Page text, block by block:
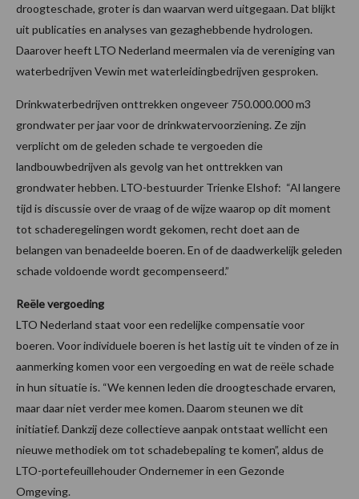
droogteschade, groter is dan waarvan werd uitgegaan. Dat blijkt
uit publicaties en analyses van gezaghebbende hydrologen.
Daarover heeft LTO Nederland meermalen via de vereniging van
waterbedrijven Vewin met waterleidingbedrijven gesproken.
Drinkwaterbedrijven onttrekken ongeveer 750.000.000 m3
grondwater per jaar voor de drinkwatervoorziening. Ze zijn
verplicht om de geleden schade te vergoeden die
landbouwbedrijven als gevolg van het onttrekken van
grondwater hebben. LTO-bestuurder Trienke Elshof: “Al langere
tijd is discussie over de vraag of de wijze waarop op dit moment
tot schaderegelingen wordt gekomen, recht doet aan de
belangen van benadeelde boeren. En of de daadwerkelijk geleden
schade voldoende wordt gecompenseerd.”
Reële vergoeding
LTO Nederland staat voor een redelijke compensatie voor
boeren. Voor individuele boeren is het lastig uit te vinden of ze in
aanmerking komen voor een vergoeding en wat de reële schade
in hun situatie is. “We kennen leden die droogteschade ervaren,
maar daar niet verder mee komen. Daarom steunen we dit
initiatief. Dankzij deze collectieve aanpak ontstaat wellicht een
nieuwe methodiek om tot schadebepaling te komen”, aldus de
LTO-portefeuillehouder Ondernemer in een Gezonde
Omgeving.